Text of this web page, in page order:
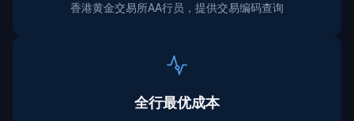
香港黄金交易所AA行员，提供交易编码查询
全行最优成本